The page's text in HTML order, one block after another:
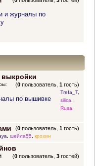
и журналы по
выкройки
(0 пользователь,1 гость)
по вышивке
Trefa_T,
silica,
Rusa
(0 пользователь,1 гость)
, шейла55, крохин
(0 пользователь,3 гостей)